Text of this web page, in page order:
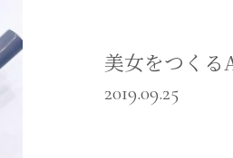
美女をつく
2019.09.25